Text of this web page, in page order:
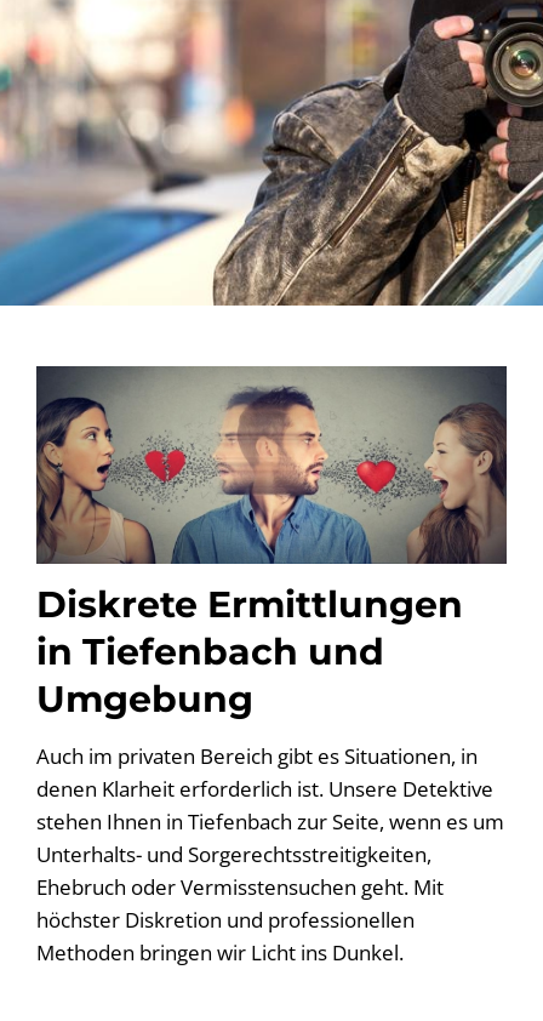
Diskrete Ermittlungen
in Tiefenbach und
Umgebung
Auch im privaten Bereich gibt es Situationen, in
denen Klarheit erforderlich ist. Unsere Detektive
stehen Ihnen in Tiefenbach zur Seite, wenn es um
Unterhalts- und Sorgerechtsstreitigkeiten,
Ehebruch oder Vermisstensuchen geht. Mit
höchster Diskretion und professionellen
Methoden bringen wir Licht ins Dunkel.